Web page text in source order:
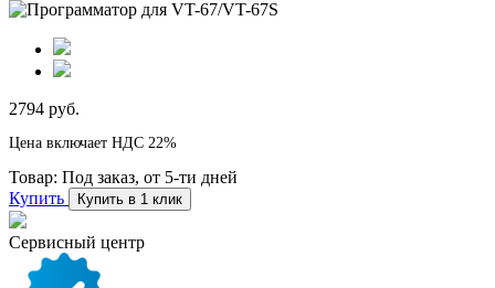
2794 руб.
Цена включает НДС 22%
Товар: Под заказ, от 5-ти дней
Купить
Купить в 1 клик
Сервисный центр